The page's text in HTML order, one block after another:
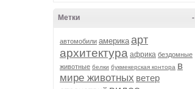
-
Метки
автомобили америка арт
архитектура африка бездомные
животные белки букмекерская контора в
мире животных ветер